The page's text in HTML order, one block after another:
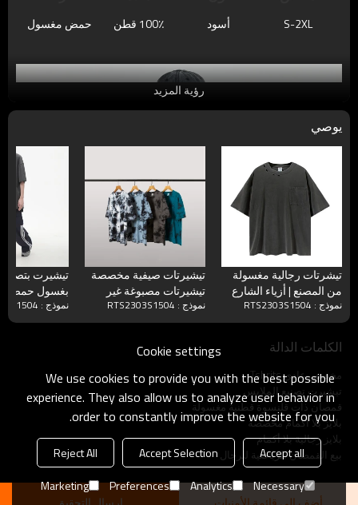
S-2XL أسود 100٪ قطن حمض مغسول
رؤية المزيد
يوصي
تيشرتات رجالية مغسولة
من المصنع | أزياء الشارع
الشهير للرجال ذات الوزن
الثقيل الداكن | بلايز جيب
فارغة كبيرة الحجم
المتعثرة
نموذج : RTS2303S1504
تيشيرتات صيفية مخصصة
تيشيرتات مصبوغة غير
منتظمة تيشيرتات قطنية
كبيرة الحجم
نموذج : RTS2303S1504
تيشيرت
كبير الحجم
نموذج : RTS2303S1504
الكلمات الدالة
مخصص عادي Tshrits
تيشيرت تصنيع الملابس
قمصان ذات قلنسوة قطنية مغسولة
بلايز بلا أكمام مخصصة
بلايز رجالية بلا أكمام
بيع القمصان الرياضية للرجال
Cookie settings
We use cookies to provide you with the best possible
experience. They also allow us to analyze user behavior in
order to constantly improve the website for you.
Accept all
Accept Selection
Reject All
Necessary
Analytics
Preferences
Marketing